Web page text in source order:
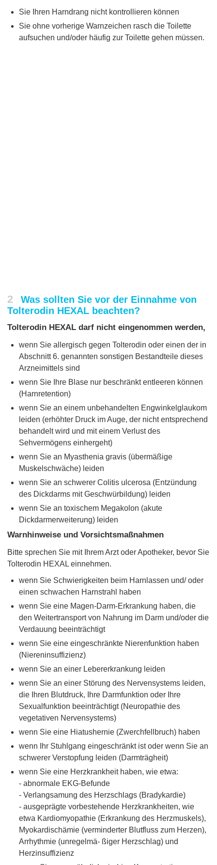
Sie Ihren Harndrang nicht kontrollieren können
Sie ohne vorherige Warnzeichen rasch die Toilette
aufsuchen und/oder häufig zur Toilette gehen müssen.
2
Was sollten Sie vor der Einnahme von
Tolterodin HEXAL beachten?
Tolterodin HEXAL darf nicht eingenommen werden,
wenn Sie allergisch gegen Tolterodin oder einen der in
Abschnitt 6. genannten sonstigen Bestandteile dieses
Arzneimittels sind
wenn Sie Ihre Blase nur beschränkt entleeren können
(Harnretention)
wenn Sie an einem unbehandelten Engwinkelglaukom
leiden (erhöhter Druck im Auge, der nicht entsprechend
behandelt wird und mit einem Verlust des
Sehvermögens einhergeht)
wenn Sie an Myasthenia gravis (übermäßige
Muskelschwäche) leiden
wenn Sie an schwerer Colitis ulcerosa (Entzündung
des Dickdarms mit Geschwürbildung) leiden
wenn Sie an toxischem Megakolon (akute
Dickdarmerweiterung) leiden
Warnhinweise und Vorsichtsmaßnahmen
Bitte sprechen Sie mit Ihrem Arzt oder Apotheker, bevor Sie
Tolterodin HEXAL einnehmen.
wenn Sie Schwierigkeiten beim Harnlassen und/ oder
einen schwachen Harnstrahl haben
wenn Sie eine Magen-Darm-Erkrankung haben, die
den Weitertransport von Nahrung im Darm und/oder die
Verdauung beeinträchtigt
wenn Sie eine eingeschränkte Nierenfunktion haben
(Niereninsuffizienz)
wenn Sie an einer Lebererkrankung leiden
wenn Sie an einer Störung des Nervensystems leiden,
die Ihren Blutdruck, Ihre Darmfunktion oder Ihre
Sexualfunktion beeinträchtigt (Neuropathie des
vegetativen Nervensystems)
wenn Sie eine Hiatushernie (Zwerchfellbruch) haben
wenn Ihr Stuhlgang eingeschränkt ist oder wenn Sie an
schwerer Verstopfung leiden (Darmträgheit)
wenn Sie eine Herzkrankheit haben, wie etwa:
- abnormale EKG-Befunde
- Verlangsamung des Herzschlags (Bradykardie)
- ausgeprägte vorbestehende Herzkrankheiten, wie
etwa Kardiomyopathie (Erkrankung des Herzmuskels),
Myokardischämie (verminderter Blutfluss zum Herzen),
Arrhythmie (unregelmä- ßiger Herzschlag) und
Herzinsuffizienz